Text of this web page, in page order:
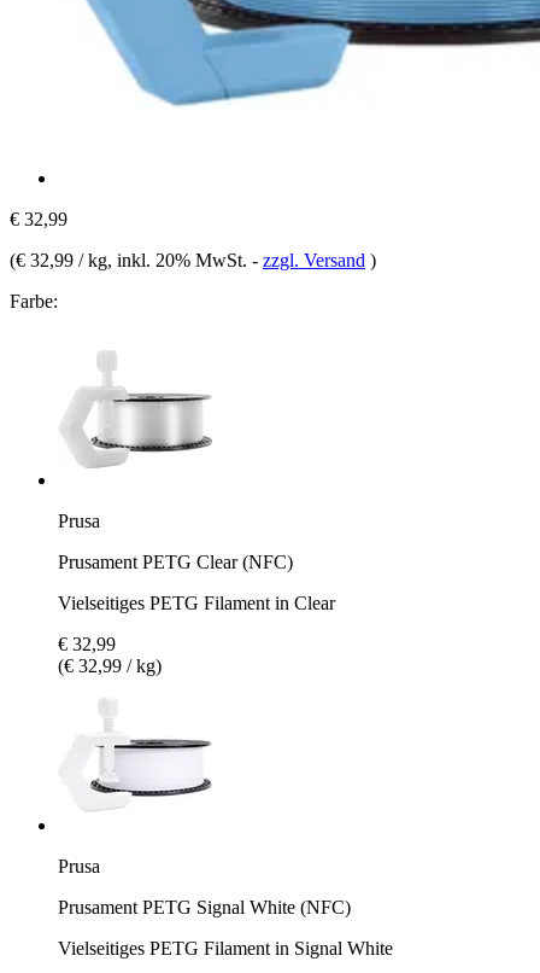
€ 32,99
(€ 32,99 / kg, inkl. 20% MwSt. - zzgl. Versand )
Farbe:
Prusa
Prusament PETG Clear (NFC)
Vielseitiges PETG Filament in Clear
€ 32,99
(€ 32,99 / kg)
Prusa
Prusament PETG Signal White (NFC)
Vielseitiges PETG Filament in Signal White